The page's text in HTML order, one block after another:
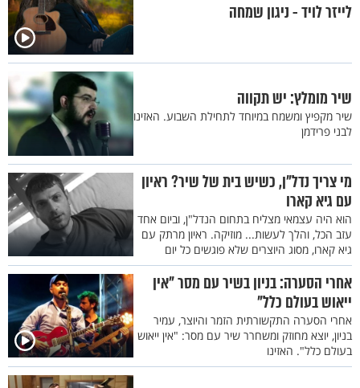
לייזר לויד - ניגון שמחה
שיר מומלץ: יש תקווה
שיר מקפיץ ומשמח במיוחד לתחילת השבוע. האזינו
לבני פרידמן
מי צריך נדל"ן, כשיש בית של שיר? ראיון
עם גיא קארו
הוא היה עצמאי מצליח בתחום הנדל"ן, וביום אחד
עזב הכל, והלך לעשות... מוזיקה. ראיון מרתק עם
גיא קארו, מסוג היוצרים שלא פוגשים כל יום
אחרי הסערה: בניון בשיר עם מסר "אין
ייאוש בעולם כלל"
אחרי הסערה התקשורתית הזמר והיוצר, עמיר
בניון, יוצא מחוזק ומשחרר שיר עם מסר: "אין ייאוש
בעולם כלל". האזינו